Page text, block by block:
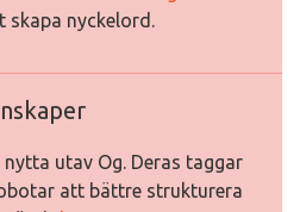
skapa nyckelord.
utav Og. Deras taggar
att bättre strukturera